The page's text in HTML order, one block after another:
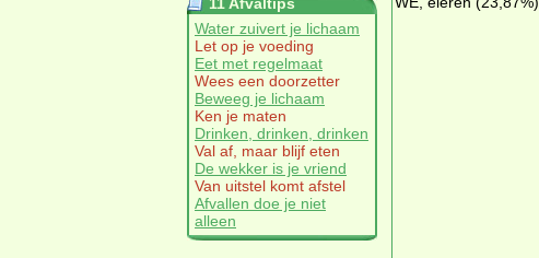
Water zuivert je lichaam
Let op je voeding
Eet met regelmaat
Wees een doorzetter
Beweeg je lichaam
Ken je maten
Drinken, drinken, drinken
Val af, maar blijf eten
De wekker is je vriend
Van uitstel komt afstel
Afvallen doe je niet
alleen